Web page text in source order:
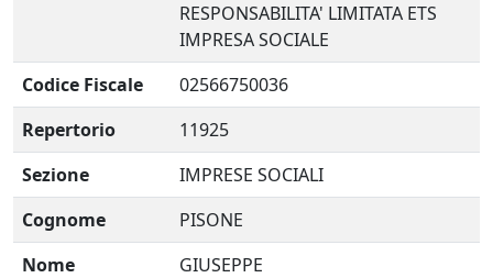
RESPONSABILITA' LIMITATA ETS
IMPRESA SOCIALE
Codice Fiscale
02566750036
Repertorio
11925
Sezione
IMPRESE SOCIALI
Cognome
PISONE
Nome
GIUSEPPE